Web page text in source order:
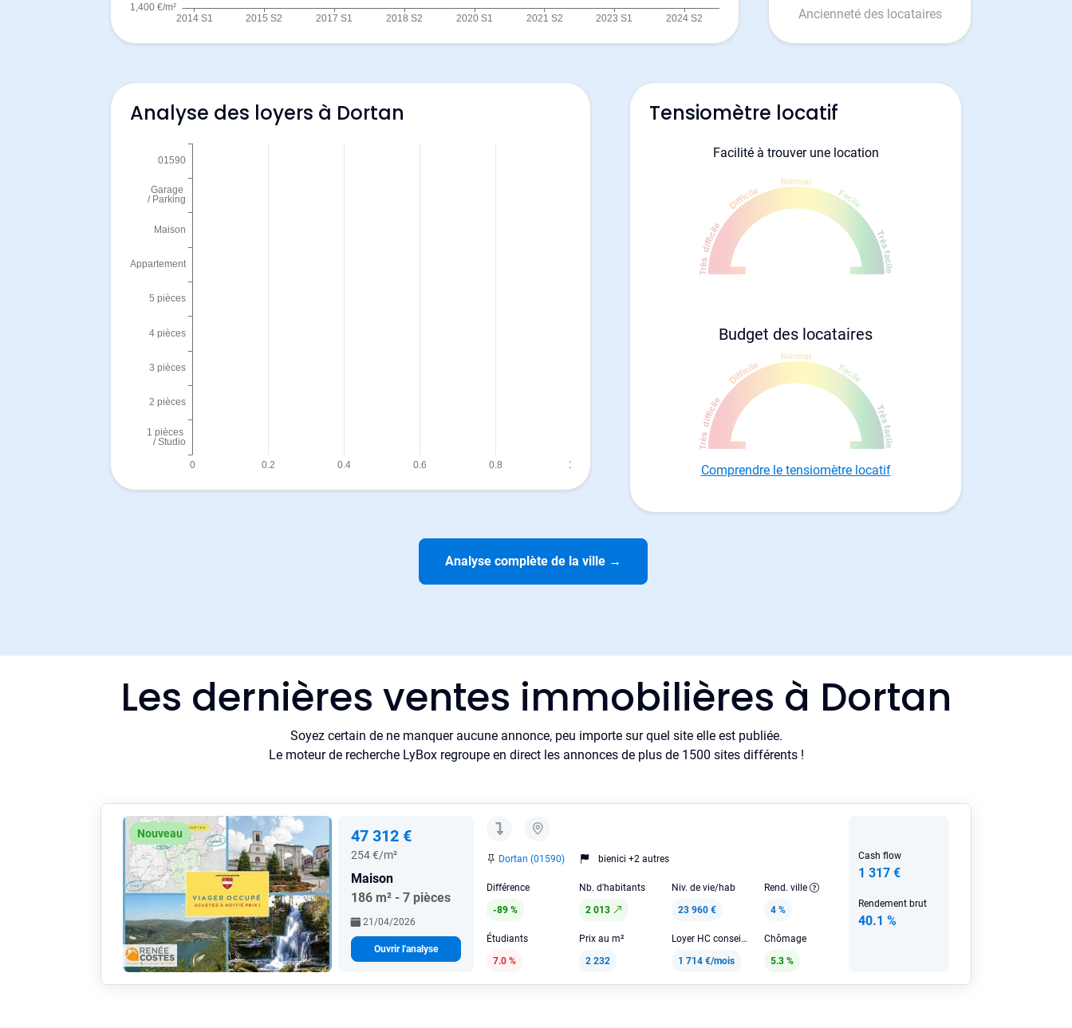
Ancienneté des locataires
Analyse des loyers à Dortan Tensiomètre locatif
Facilité à trouver une location
Budget des locataires
Comprendre le tensiomètre locatif
Analyse complète de la ville →
Les dernières ventes immobilières à Dortan
Soyez certain de ne manquer aucune annonce, peu importe sur quel site elle est publiée.
Le moteur de recherche LyBox regroupe en direct les annonces de plus de 1500 sites différents !
Nouveau 47 312 €
254 €/m²
Maison
186 m² - 7 pièces
21/04/2026
Ouvrir l'analyse
Dortan (01590) bienici +2 autres
Différence
-89 %
Nb. d'habitants
2 013
Niv. de vie/hab
23 960 €
Rend. ville
4 %
Étudiants
7.0 %
Prix au m²
2 232
Loyer HC conseillé
1 714 €/mois
Chômage
5.3 %
Cash flow
1 317 €
Rendement brut
40.1 %